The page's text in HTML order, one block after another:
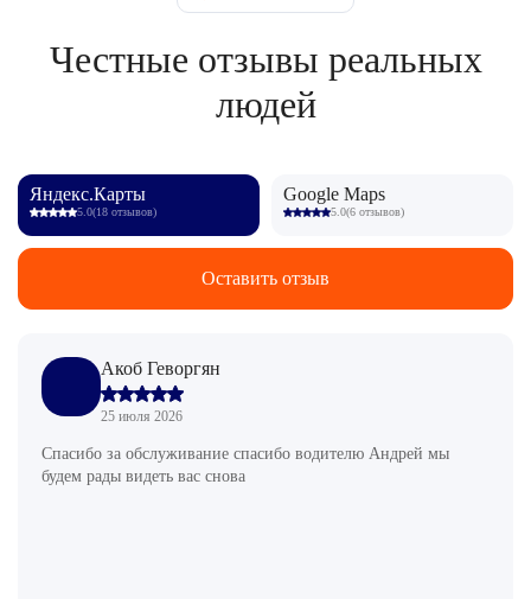
Честные отзывы реальных
людей
Яндекс.Карты
5.0(18 отзывов)
Google Maps
5.0(6 отзывов)
Оставить отзыв
Акоб Геворгян
25 июля 2026
Спасибо за обслуживание спасибо водителю Андрей мы
будем рады видеть вас снова